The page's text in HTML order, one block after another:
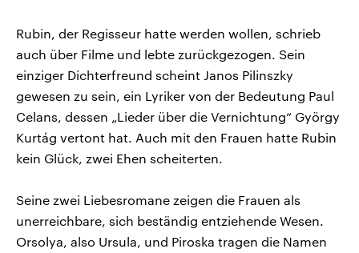
Rubin, der Regisseur hatte werden wollen, schrieb
auch über Filme und lebte zurückgezogen. Sein
einziger Dichterfreund scheint Janos Pilinszky
gewesen zu sein, ein Lyriker von der Bedeutung Paul
Celans, dessen „Lieder über die Vernichtung“ György
Kurtág vertont hat. Auch mit den Frauen hatte Rubin
kein Glück, zwei Ehen scheiterten.
Seine zwei Liebesromane zeigen die Frauen als
unerreichbare, sich beständig entziehende Wesen.
Orsolya, also Ursula, und Piroska tragen die Namen